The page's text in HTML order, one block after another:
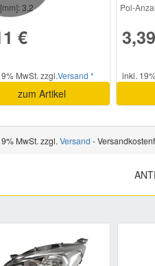
3,2
€
MwSt. zzgl.Versand *
zum Artikel
Pol-
inkl.
MwSt. zzgl. Versand -